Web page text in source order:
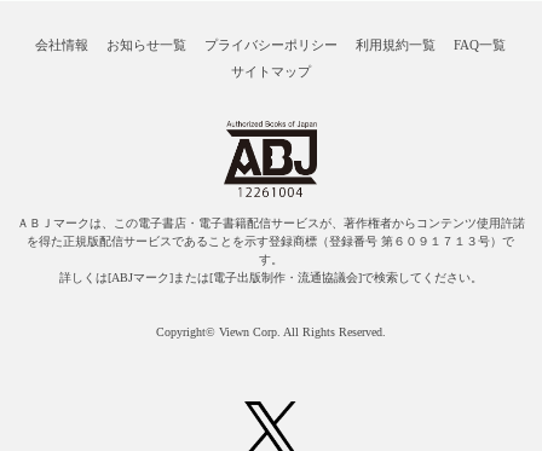
会社情報 お知らせ一覧 プライバシーポリシー 利用規約一覧
FAQ一覧
サイトマップ
ＡＢＪマークは、この電子書店・電子書籍配信サービスが、著作権者からコンテンツ使用許諾
を得た正規版配信サービスであることを示す登録商標（登録番号 第６０９１７１３号）で
す。
詳しくは[ABJマーク]または[電子出版制作・流通協議会]で検索してください。
Copyright© Viewn Corp. All Rights Reserved.